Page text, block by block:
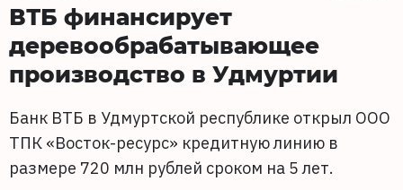
ВТБ финансирует
деревообрабатывающее
производство в Удмуртии
Банк ВТБ в Удмуртской республике открыл ООО
ТПК «Восток-ресурс» кредитную линию в
размере 720 млн рублей сроком на 5 лет.